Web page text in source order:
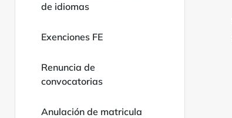
de idiomas
Exenciones FE
Renuncia de
convocatorias
Anulación de matricula